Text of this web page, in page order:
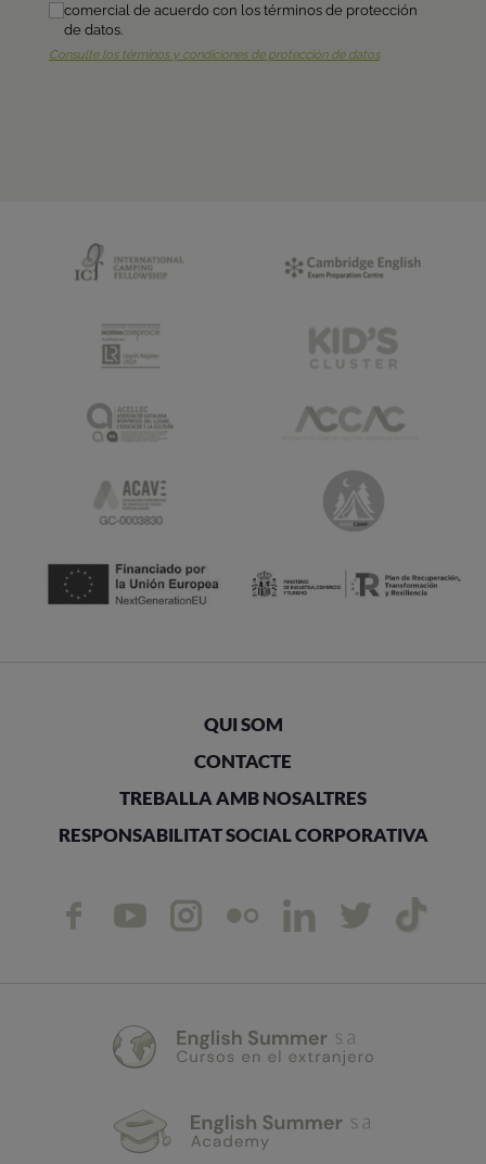
QUI SOM
CONTACTE
TREBALLA AMB NOSALTRES
RESPONSABILITAT SOCIAL CORPORATIVA